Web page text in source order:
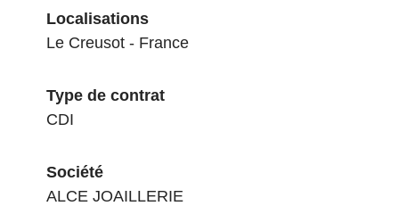
Localisations
Le Creusot - France
Type de contrat
CDI
Société
ALCE JOAILLERIE